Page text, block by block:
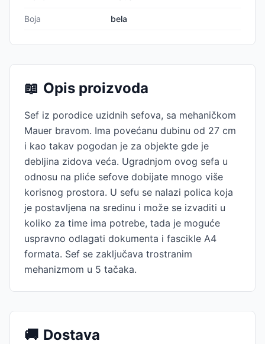
Boja bela
📖 Opis proizvoda
Sef iz porodice uzidnih sefova, sa mehaničkom
Mauer bravom. Ima povećanu dubinu od 27 cm
i kao takav pogodan je za objekte gde je
debljina zidova veća. Ugradnjom ovog sefa u
odnosu na pliće sefove dobijate mnogo više
korisnog prostora. U sefu se nalazi polica koja
je postavljena na sredinu i može se izvaditi u
koliko za time ima potrebe, tada je moguće
uspravno odlagati dokumenta i fascikle A4
formata. Sef se zaključava trostranim
mehanizmom u 5 tačaka.
🚚 Dostava